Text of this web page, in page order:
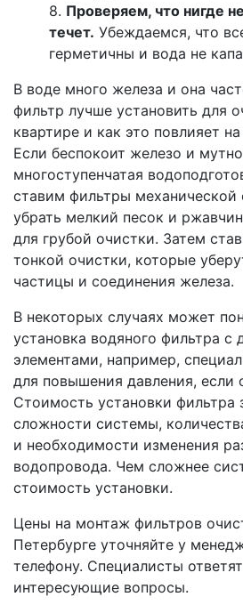
8. Проверяем, что нигде не
течет. Убеждаемся, что
герметичны и вода не
В воде много железа и она
фильтр лучше установить для
квартире и как это повлияет
Если беспокоит железо и
многоступенчатая
ставим фильтры механической
убрать мелкий песок и
для грубой очистки. Затем
тонкой очистки, которые
частицы и соединения железа.
В некоторых случаях может
установка водяного фильтра с
элементами, например,
для повышения давления, если
Стоимость установки фильтра
сложности системы,
и необходимости изменения
водопровода. Чем сложнее
стоимость установки.
Цены на монтаж фильтров
Петербурге уточняйте у
телефону. Специалисты
интересующие вопросы.